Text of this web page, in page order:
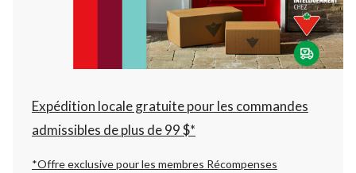
à
06:00
cliquer
pour
changer
Expédition locale gratuite pour les commandes
admissibles de plus de 99 $*
*Offre exclusive pour les membres Récompenses